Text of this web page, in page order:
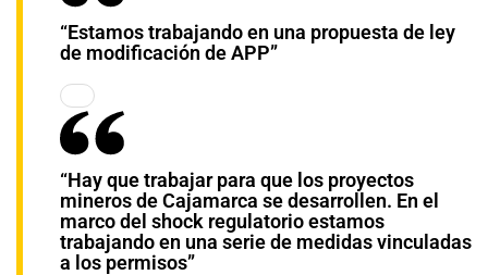
“Estamos trabajando en una propuesta de ley
de modificación de APP”
“Hay que trabajar para que los proyectos
mineros de Cajamarca se desarrollen. En el
marco del shock regulatorio estamos
trabajando en una serie de medidas vinculadas
a los permisos”